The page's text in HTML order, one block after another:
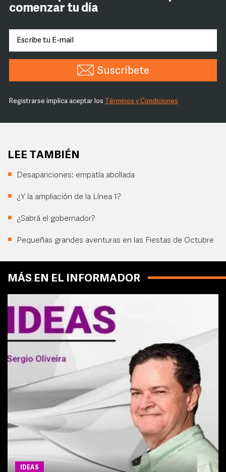
comenzar tu día
Suscríbete
Registrarse implica aceptar los Términos y Condiciones
LEE TAMBIÉN
Desapariciones: empatía abollada
¿Y la ampliación de la Línea 1?
¿Sabrá el gobernador?
Pequeñas grandes aventuras en las Fiestas de Octubre
MÁS EN EL INFORMADOR
IDEAS